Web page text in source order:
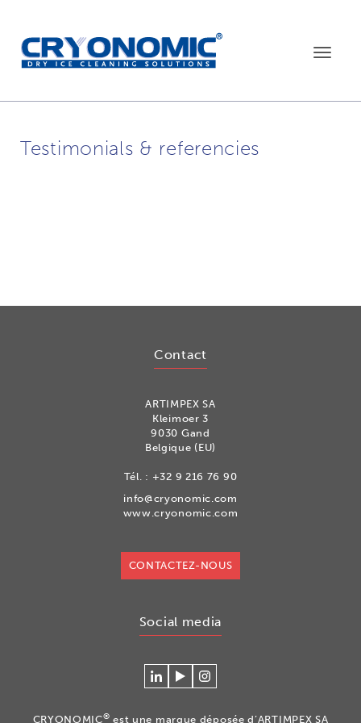
Toggle
Testimonials & referencies
Contact
ARTIMPEX SA
Kleimoer 3
9030 Gand
Belgique (EU)
Tél. : +32 9 216 76 90
info@cryonomic.com
www.cryonomic.com
CONTACTEZ-NOUS
Social media
Se
Regardez
vidéos
Volg
op
CRYONOMIC® est une marque déposée d’ARTIMPEX SA